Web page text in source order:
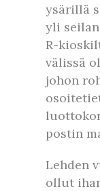
ysärillä
yli
R-
välissä
johon
postin
Lehden
ollut